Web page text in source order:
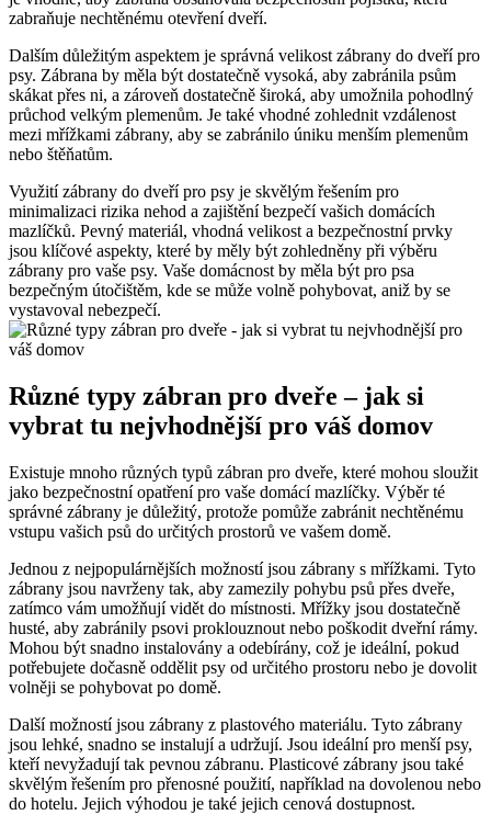
⁤zabraňuje ‍nechtěnému otevření‌ dveří.
Dalším důležitým⁤ aspektem je správná velikost zábrany do dveří pro
psy. Zábrana⁤ by ⁤měla ⁤být‍ dostatečně vysoká, aby zabránila psům
skákat přes ​ni, a zároveň dostatečně široká, aby umožnila pohodlný
průchod velkým plemenům.⁤ Je také vhodné zohlednit vzdálenost
mezi⁣ mřížkami ⁢zábrany, aby se zabránilo ‌úniku‌ menším plemenům
‌nebo štěňatům.
Využití‌ zábrany⁢ do dveří pro ⁣psy je skvělým řešením ‌pro
‌minimalizaci rizika nehod ‍a zajištění ⁤bezpečí vašich domácích‌
mazlíčků. Pevný materiál, vhodná velikost a bezpečnostní prvky‍
jsou klíčové aspekty, které by měly být zohledněny⁢ při výběru
zábrany pro vaše psy. Vaše domácnost by ⁣měla být pro psa
bezpečným útočištěm, kde ⁢se může volně pohybovat, aniž by se
vystavoval nebezpečí.
Různé⁢ typy zábran​ pro ‍dveře – jak si
‍vybrat tu nejvhodnější pro váš domov
Existuje mnoho různých‌ typů zábran ‍pro dveře, které mohou sloužit
jako ​bezpečnostní opatření pro vaše‍ domácí mazlíčky.⁤ Výběr ⁤té‍
správné zábrany je ⁤důležitý, protože pomůže zabránit nechtěnému
vstupu vašich psů do určitých prostorů ve vašem domě.
Jednou z nejpopulárnějších možností jsou​ zábrany s mřížkami. Tyto ​
zábrany jsou‌ navrženy ⁣tak, aby zamezily pohybu psů přes dveře,
‍zatímco vám‍ umožňují vidět do místnosti. Mřížky jsou dostatečně
husté, aby zabránily psovi proklouznout nebo poškodit dveřní rámy.
Mohou ‌být snadno instalovány ⁣a ⁣odebírány, což je ideální, pokud
potřebujete⁤ dočasně⁢ oddělit psy od‍ určitého prostoru⁣ nebo je dovolit
volněji se pohybovat po domě.
Další možností ⁤jsou zábrany z‌ plastového materiálu. Tyto​ zábrany
⁤jsou lehké, snadno⁣ se‌ instalují a udržují.‍ Jsou ideální pro ⁣menší psy,‍
kteří nevyžadují tak pevnou zábranu. Plasticové ⁢zábrany jsou⁢ také
skvělým řešením‍ pro ⁢přenosné použití, například ‌na dovolenou nebo
do⁢ hotelu. Jejich výhodou ‍je také ⁤jejich cenová dostupnost.